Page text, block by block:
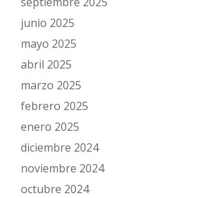
junio 2025
mayo 2025
abril 2025
marzo 2025
febrero 2025
enero 2025
diciembre 2024
noviembre 2024
octubre 2024